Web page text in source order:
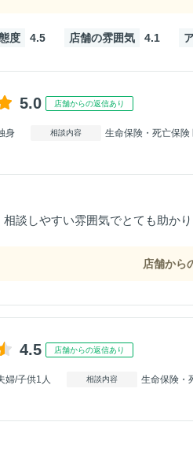
度 4.5 店舗の雰囲気 4.1
5.0 店舗からの返信あり
身 相談内容 生命保険・死亡保
談しやすい雰囲気でとても助か
店舗から
4.5 店舗からの返信あり
婦/子供1人 相談内容 生命保険・